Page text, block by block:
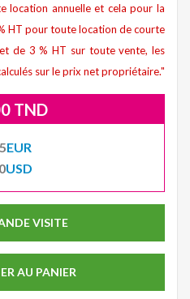
location annuelle et cela pour la
HT pour toute location de courte
de 3 % HT sur toute vente, les
sur le prix net propriétaire."
TND
EUR
USD
VISITE
AU PANIER